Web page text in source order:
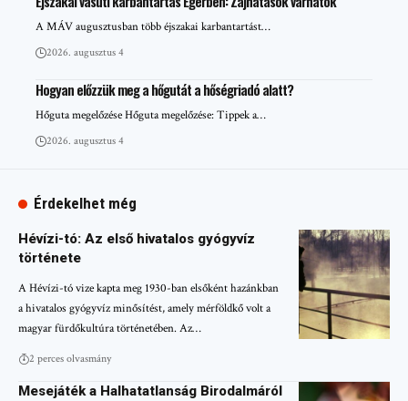
A MÁV augusztusban több éjszakai karbantartást…
2026. augusztus 4
Hogyan előzzük meg a hőgutát a hőségriadó alatt?
Hőguta megelőzése Hőguta megelőzése: Tippek a…
2026. augusztus 4
Érdekelhet még
Hévízi-tó: Az első hivatalos gyógyvíz
története
A Hévízi-tó vize kapta meg 1930-ban elsőként hazánkban
a hivatalos gyógyvíz minősítést, amely mérföldkő volt a
magyar fürdőkultúra történetében. Az…
2 perces olvasmány
Mesejáték a Halhatatlanság Birodalmáról